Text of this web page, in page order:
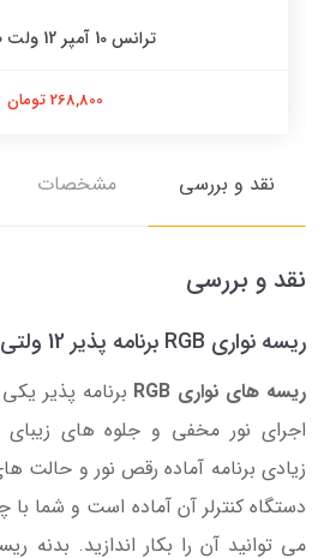
ترانس 10 آمپر 12 ولت صنعتی
268,800 تومان
نقد و بررسی مشخصات
نقد و بررسی
ریسه نواری RGB برنامه پذیر 12 ولتی
ریسه های نواری RGB
برنامه پذیر
اجرای نور مخفی و جلوه های زیبای
زیادی برنامه آماده رقص نور و
دستگاه کنترلر آن آماده است و شما با